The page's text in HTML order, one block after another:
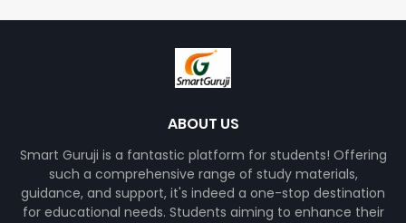
ABOUT US
Smart Guruji is a fantastic platform for students! Offering
such a comprehensive range of study materials,
guidance, and support, it's indeed a one-stop destination
for educational needs. Students aiming to enhance their